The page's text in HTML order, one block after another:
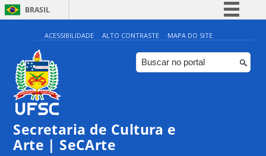
BRASIL
Simplifique!
Comunica BR
Participe
ACESSIBILIDADE ALTO CONTRASTE MAPA DO SITE
Secretaria de Cultura e
Arte | SeCArte
0:00
1:00